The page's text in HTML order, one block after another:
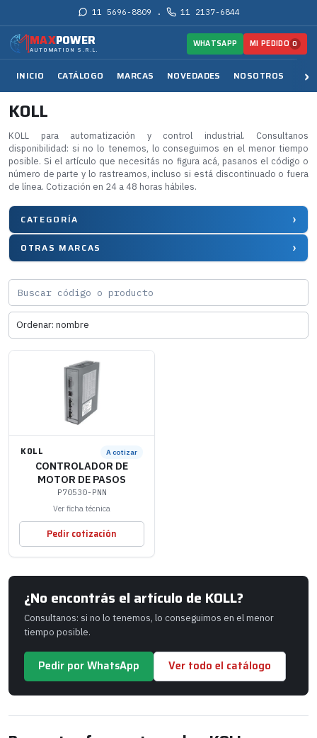
11 5696-8809 · 11 2137-6844
MAXPOWER
AUTOMATION S.R.L.
INICIO CATÁLOGO MARCAS NOVEDADES NOSOTROS
WHATSAPP MI PEDIDO 0
KOLL
KOLL para automatización y control industrial. Consultanos
disponibilidad: si no lo tenemos, lo conseguimos en el menor tiempo
posible. Si el artículo que necesitás no figura acá, pasanos el código o
número de parte y lo rastreamos, incluso si está discontinuado o fuera
de línea. Cotización en 24 a 48 horas hábiles.
CATEGORÍA
OTRAS MARCAS
KOLL A cotizar
CONTROLADOR DE
MOTOR DE PASOS
P70530-PNN
Ver ficha técnica
Pedir cotización
¿No encontrás el artículo de KOLL?
Consultanos: si no lo tenemos, lo conseguimos en el menor
tiempo posible.
Pedir por WhatsApp Ver todo el catálogo